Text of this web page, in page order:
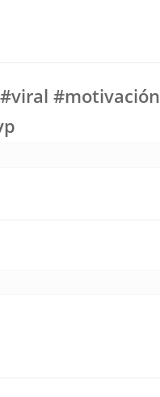
#motivación